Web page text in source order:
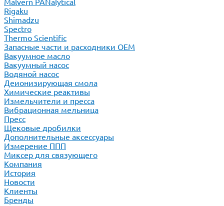
Malvern PANalytical
Rigaku
Shimadzu
Spectro
Thermo Scientific
Запасные части и расходники ОЕМ
Вакуумное масло
Вакуумный насос
Водяной насос
Деионизирующая смола
Химические реактивы
Измельчители и пресса
Вибрационная мельница
Пресс
Щековые дробилки
Дополнительные аксессуары
Измерение ППП
Миксер для связующего
Компания
История
Новости
Клиенты
Бренды